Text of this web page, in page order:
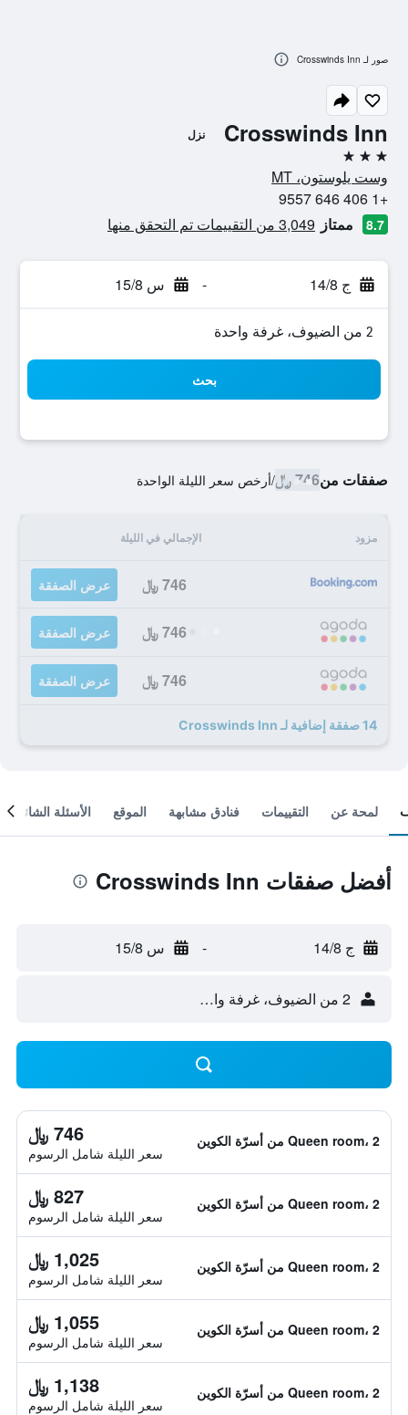
Crosswinds Inn نزل
3 نجوم
وست يلوستون، MT
+1 406 646 9557
8.7 ممتاز 3,049 من التقييمات تم التحقق منها
ج 14/8 - س 15/8
2 من الضيوف، غرفة واحدة
بحث
صفقات من746 ﷼ /أرخص سعر الليلة الواحدة
مزود الإجمالي في الليلة
746 ﷼ عرض الصفقة
746 ﷼ عرض الصفقة
746 ﷼ عرض الصفقة
14 صفقة إضافية لـ Crosswinds Inn
صور لـ Crosswinds Inn
لمحة عن التقييمات فنادق مشابهة الموقع الأسئلة الشائعة
أفضل صفقات Crosswinds Inn
ج 14/8 - س 15/8
2 من الضيوف، غرفة واحدة
Queen room، 2 من أسرّة الكوين 746 ﷼
سعر الليلة شامل الرسوم
Queen room، 2 من أسرّة الكوين 827 ﷼
سعر الليلة شامل الرسوم
Queen room، 2 من أسرّة الكوين 1,025 ﷼
سعر الليلة شامل الرسوم
Queen room، 2 من أسرّة الكوين 1,055 ﷼
سعر الليلة شامل الرسوم
Queen room، 2 من أسرّة الكوين 1,138 ﷼
سعر الليلة شامل الرسوم